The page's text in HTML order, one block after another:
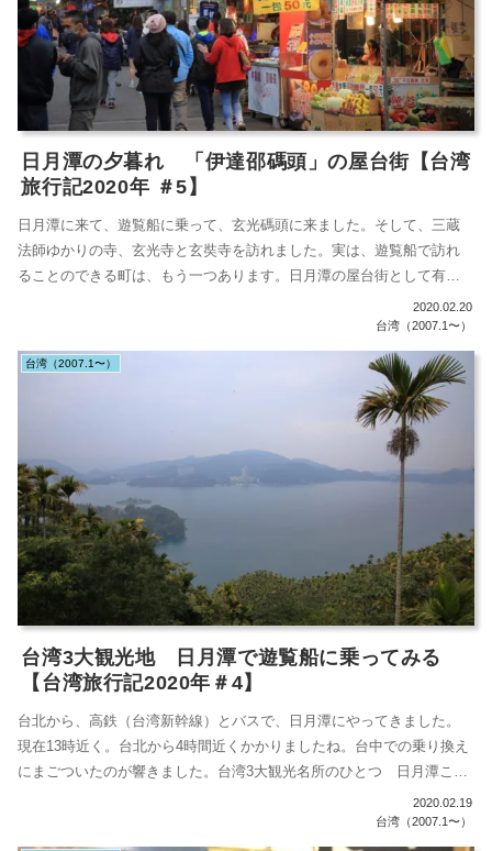
日月潭の夕暮れ 「伊達邵碼頭」の屋台街【台湾
旅行記2020年 ＃5】
日月潭に来て、遊覧船に乗って、玄光碼頭に来ました。そして、三蔵
法師ゆかりの寺、玄光寺と玄奘寺を訪れました。実は、遊覧船で訪れ
ることのできる町は、もう一つあります。日月潭の屋台街として有名
2020.02.20
台湾（2007.1〜）
台湾（2007.1〜）
台湾3大観光地 日月潭で遊覧船に乗ってみる
【台湾旅行記2020年＃4】
台北から、高鉄（台湾新幹線）とバスで、日月潭にやってきました。
現在13時近く。台北から4時間近くかかりましたね。台中での乗り換え
にまごついたのが響きました。台湾3大観光名所のひとつ 日月潭ここ
2020.02.19
台湾（2007.1〜）